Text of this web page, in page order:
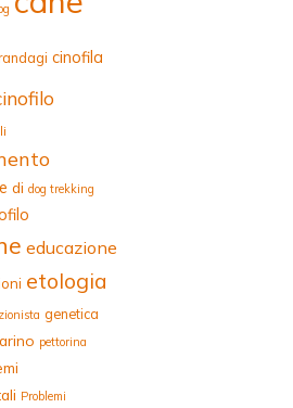
cinofila
di dog trekking
educazione
etologia
genetica
pettorina
Problemi